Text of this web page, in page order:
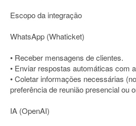
Escopo da integração
WhatsApp (Whaticket)
• Receber mensagens de clientes.
• Enviar respostas automáticas com
• Coletar informações necessárias
preferência de reunião presencial ou
IA (OpenAI)